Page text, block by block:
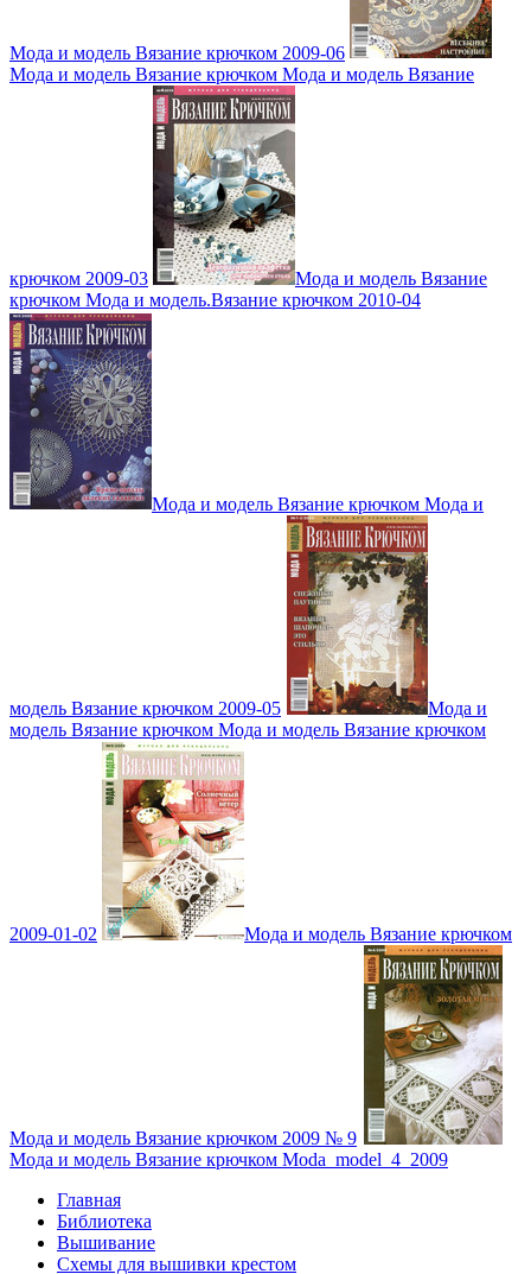
Мода и модель Вязание крючком 2009-06
Мода и модель Вязание крючком Мода и модель Вязание
крючком 2009-03
Мода и модель Вязание
крючком Мода и модель.Вязание крючком 2010-04
Мода и модель Вязание крючком Мода и
модель Вязание крючком 2009-05
Мода и
модель Вязание крючком Мода и модель Вязание крючком
2009-01-02 Мода и модель Вязание крючком
Мода и модель Вязание крючком 2009 № 9
Мода и модель Вязание крючком Moda_model_4_2009
Главная
Библиотека
Вышивание
Схемы для вышивки крестом